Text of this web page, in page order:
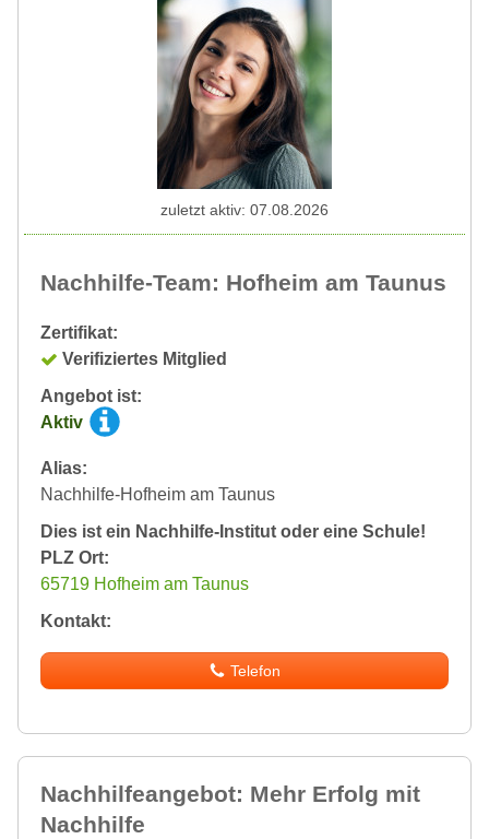
Nachhilfe-Team: Hofheim am Taunus
Zertifikat:
Verifiziertes Mitglied
Angebot ist:
Aktiv
Alias:
Nachhilfe-Hofheim am Taunus
Dies ist ein Nachhilfe-Institut oder eine Schule!
PLZ Ort:
65719 Hofheim am Taunus
Kontakt:
Telefon
zuletzt aktiv: 07.08.2026
Nachhilfeangebot: Mehr Erfolg mit
Nachhilfe